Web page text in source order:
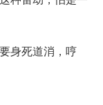
身死道消，哼